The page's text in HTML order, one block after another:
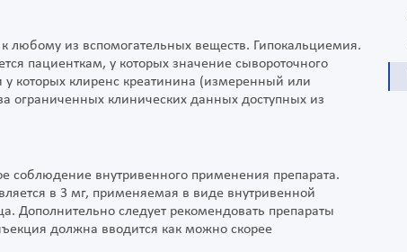
любому из вспомогательных веществ. Гипокальциемия.
пациенткам, у которых значение сывороточного
которых клиренс креатинина (измеренный или
клинических данных доступных из
соблюдение внутривенного применения препарата.
в 3 мг, применяемая в виде внутривенной
Дополнительно следует рекомендовать препараты
должна вводится как можно скорее